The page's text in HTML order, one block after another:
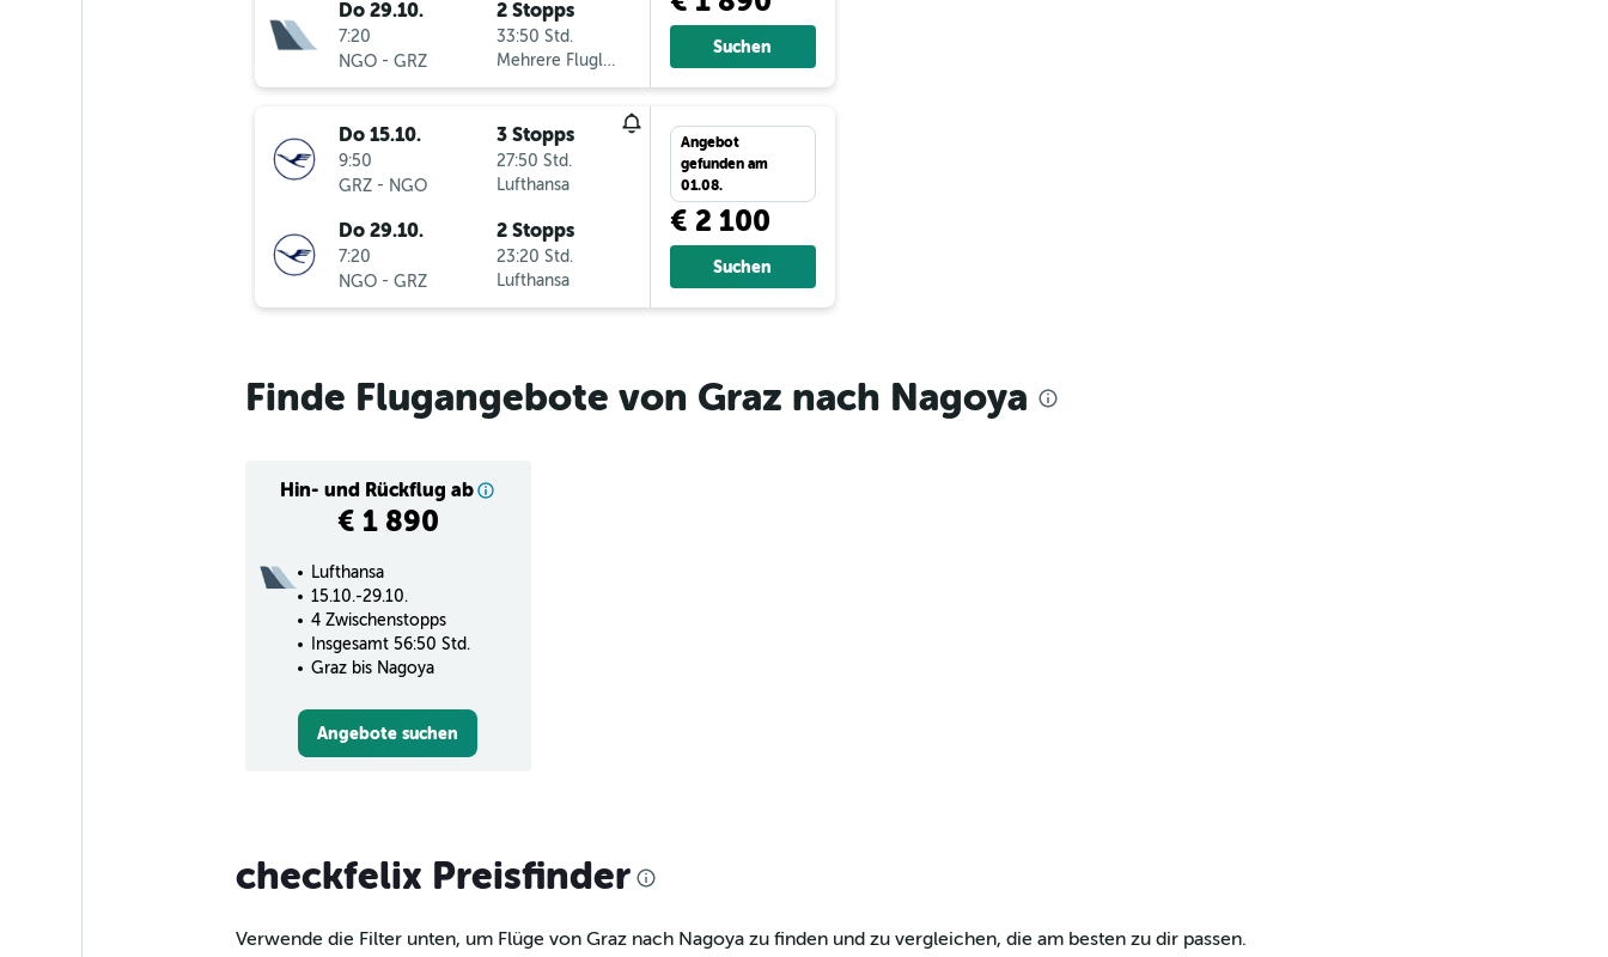
Do 29.10.
7:20
NGO- GRZ
2 Stopps
33:50 Std.
Mehrere Fluglinien
Suchen
Do 15.10.
9:50
GRZ- NGO
3 Stopps
27:50 Std.
Lufthansa
Do 29.10.
7:20
NGO- GRZ
2 Stopps
23:20 Std.
Lufthansa
Angebot
gefunden am
01.08.
€ 2 100
Suchen
Finde Flugangebote von Graz nach Nagoya
Hin- und Rückflug ab
€ 1 890
Lufthansa
15.10.-29.10.
4 Zwischenstopps
Insgesamt 56:50 Std.
Graz bis Nagoya
Angebote suchen
checkfelix Preisfinder
Verwende die Filter unten, um Flüge von Graz nach Nagoya zu finden und zu vergleichen, die am besten zu dir passen.